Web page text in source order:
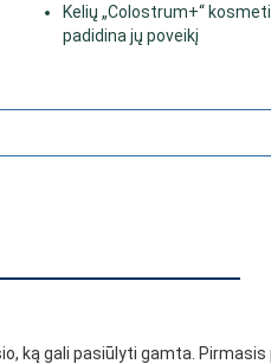
Kelių „Colostrum+“
padidina jų poveikį
ką gali pasiūlyti gamta.